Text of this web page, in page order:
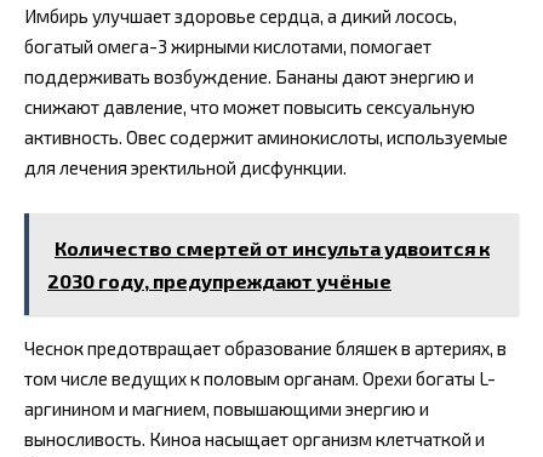
Имбирь улучшает здоровье сердца, а дикий лосось,
богатый омега-3 жирными кислотами, помогает
поддерживать возбуждение. Бананы дают энергию и
снижают давление, что может повысить сексуальную
активность. Овес содержит аминокислоты, используемые
для лечения эректильной дисфункции.
Количество смертей от инсульта удвоится к
2030 году, предупреждают учёные
Чеснок предотвращает образование бляшек в артериях, в
том числе ведущих к половым органам. Орехи богаты L-
аргинином и магнием, повышающими энергию и
выносливость. Киноа насыщает организм клетчаткой и